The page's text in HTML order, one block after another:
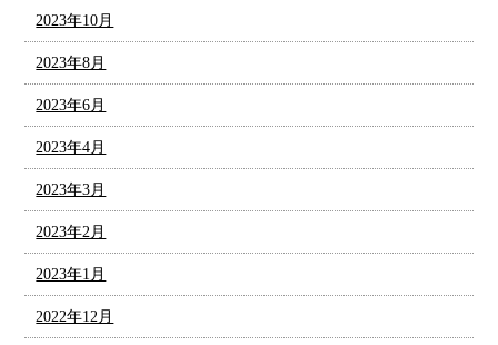
2023年10月
2023年8月
2023年6月
2023年4月
2023年3月
2023年2月
2023年1月
2022年12月